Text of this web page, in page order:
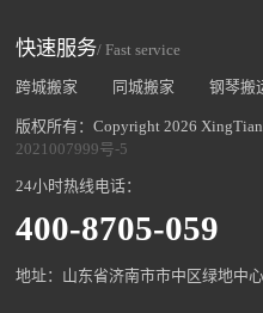
快速服务/ Fast service
跨城搬家 同城搬家 钢琴搬
版权所有：Copyright 2026
2021007999号-5
24小时热线电话：
400-8705-059
地址：山东省济南市市中区绿地中